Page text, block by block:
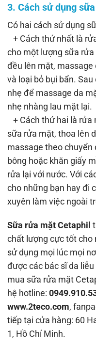
3. Cách sử dụng
Có hai cách sử dụng
+ Cách thứ nhất là
cho một lượng sữa
đều lên mặt,
và loại bỏ bụi bẩn.
nhẹ để massage da
nhẹ nhàng lau mặt lại.
+ Cách thứ hai là rửa
sữa rửa mặt, thoa lên
massage theo chuyển
bông hoặc khăn giấy
rửa lại với nước. Với
cho những bạn hay đi
xuyên làm việc ngoài
Sữa rửa mặt Cetaphil
chất lượng cực tốt cho
sử dụng mọi lúc mọi
được các bác sĩ da
mua sữa rửa mặt
hệ hotline:
www.2teco.com,
tiếp tại cửa hàng: 60
1, Hồ Chí Minh.